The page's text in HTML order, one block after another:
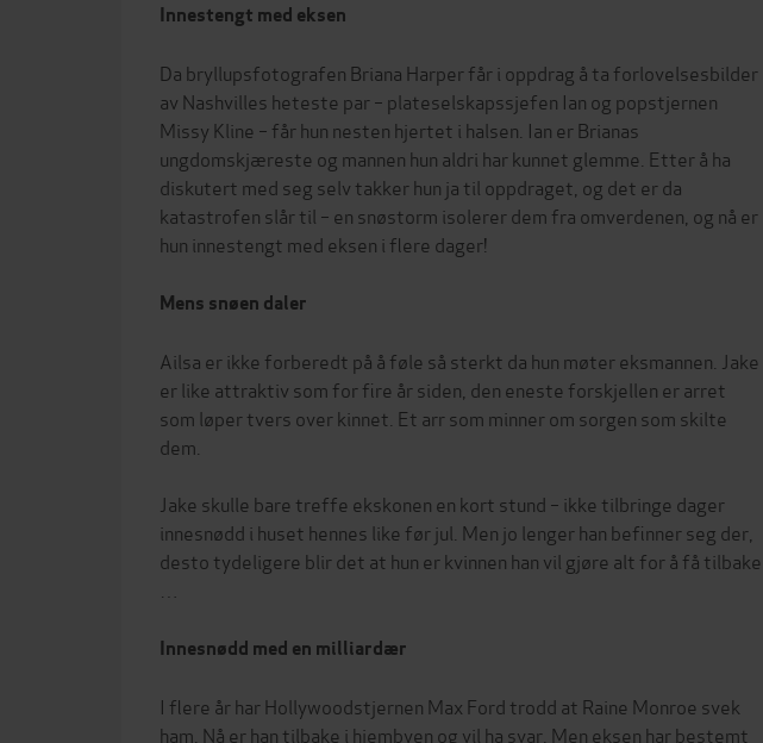
Innestengt med eksen
Da bryllupsfotografen Briana Harper får i oppdrag å ta forlovelsesbilder
av Nashvilles heteste par – plateselskapssjefen Ian og popstjernen
Missy Kline – får hun nesten hjertet i halsen. Ian er Brianas
ungdomskjæreste og mannen hun aldri har kunnet glemme. Etter å ha
diskutert med seg selv takker hun ja til oppdraget, og det er da
katastrofen slår til – en snøstorm isolerer dem fra omverdenen, og nå er
hun innestengt med eksen i flere dager!
Mens snøen daler
Ailsa er ikke forberedt på å føle så sterkt da hun møter eksmannen. Jake
er like attraktiv som for fire år siden, den eneste forskjellen er arret
som løper tvers over kinnet. Et arr som minner om sorgen som skilte
dem.
Jake skulle bare treffe ekskonen en kort stund – ikke tilbringe dager
innesnødd i huset hennes like før jul. Men jo lenger han befinner seg der,
desto tydeligere blir det at hun er kvinnen han vil gjøre alt for å få tilbake
Innesnødd med en milliardær
I flere år har Hollywoodstjernen Max Ford trodd at Raine Monroe svek
ham. Nå er han tilbake i hjembyen og vil ha svar. Men eksen har bestemt